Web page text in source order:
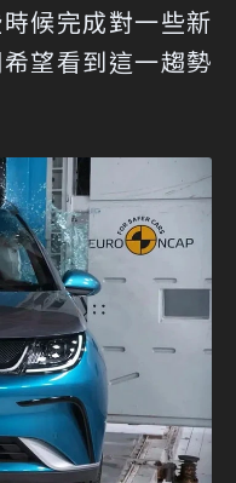
候完成對一些新
望看到這一趨勢